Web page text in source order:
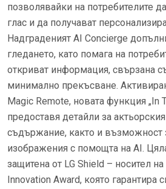
позволявайки на потребителите
глас и да получават
Надграденият AI Concierge
гледането, като помага на
откриват информация, свързана
минимално прекъсване.
Magic Remote, новата функция „In
предоставя детайли за
съдържание, както и възможност
изображения с помощта на AI.
защитена от LG Shield – носител на
Innovation Award, която гарантира